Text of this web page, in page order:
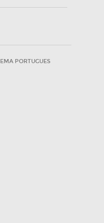
PORTUGUES